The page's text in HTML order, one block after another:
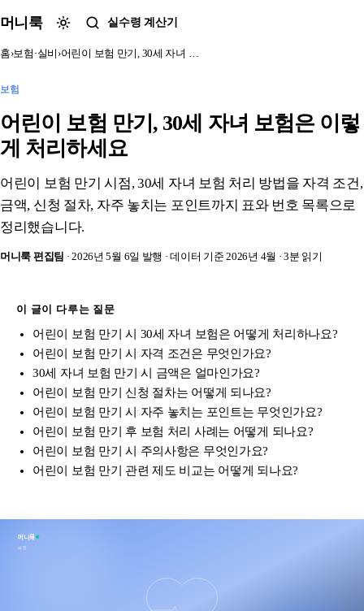
머니룩 실수령 계산기
홈›보험·실비 ›어린이 보험 만기, 30세 자녀 …
보험
어린이 보험 만기, 30세 자녀 보험은 이렇
게 처리하세요
어린이 보험 만기 시점, 30세 자녀 보험 처리 방법을 자격 조건,
금액, 신청 절차, 자주 놓치는 포인트까지 표와 번호 목록으로
정리했습니다.
머니룩 편집팀 · 2026년 5월 6일 발행 · 데이터 기준 2026년 4월 · 3분 읽기
이 글이 다루는 질문
어린이 보험 만기 시 30세 자녀 보험은 어떻게 처리하나요?
어린이 보험 만기 시 자격 조건은 무엇인가요?
30세 자녀 보험 만기 시 금액은 얼마인가요?
어린이 보험 만기 신청 절차는 어떻게 되나요?
어린이 보험 만기 시 자주 놓치는 포인트는 무엇인가요?
어린이 보험 만기 후 보험 처리 사례는 어떻게 되나요?
어린이 보험 만기 시 주의사항은 무엇인가요?
어린이 보험 만기 관련 제도 비교는 어떻게 되나요?
머니룩
보험